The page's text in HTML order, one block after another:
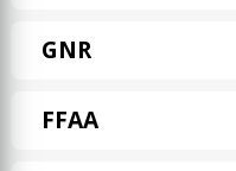
GNR
FFAA